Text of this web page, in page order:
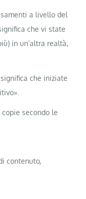
a livello del
che vi state
in un’altra realtà,
che iniziate
secondo le
contenuto,